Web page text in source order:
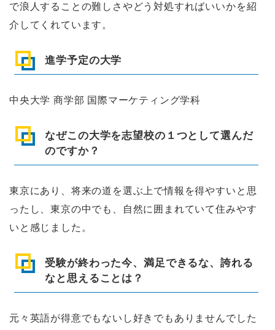
で浪人することの難しさやどう対処すればいいかを紹
介してくれています。
進学予定の大学
中央大学 商学部 国際マーケティング学科
なぜこの大学を志望校の１つとして選んだ
のですか？
東京にあり、将来の道を選ぶ上で情報を得やすいと思
ったし、東京の中でも、自然に囲まれていて住みやす
いと感じました。
受験が終わった今、満足できるな、誇れる
なと思えることは？
元々英語が得意でもないし好きでもありませんでした